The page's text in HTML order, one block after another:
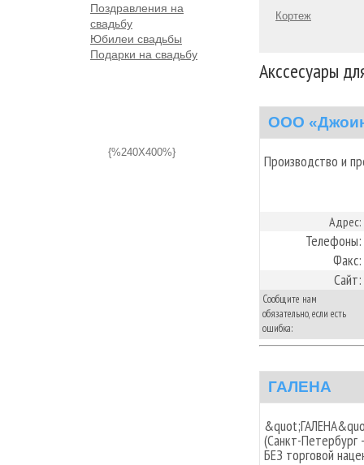
Поздравления на
свадьбу
Юбилеи свадьбы
Подарки на свадьбу
{%240X400%}
Кортеж
Акссесуары
ООО
Производство и
Адрес:
Телефоны:
Факс:
Сайт:
Сообщите нам
обязательно, если есть
ошибка:
ГАЛЕНА
(Санкт-Петербург
БЕЗ торговой